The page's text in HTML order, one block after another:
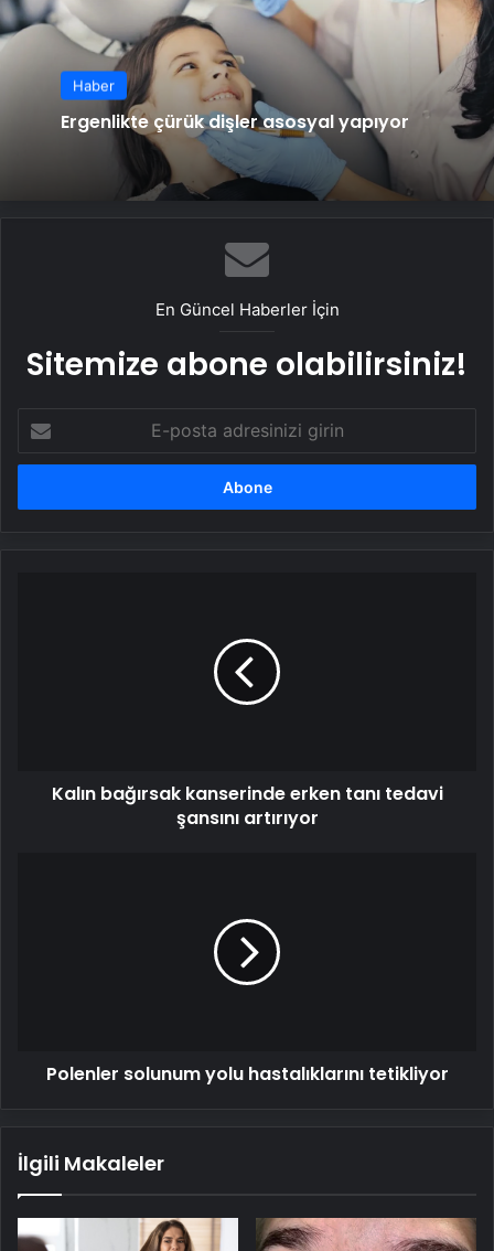
Haber
Ergenlikte çürük dişler asosyal yapıyor
En Güncel Haberler İçin
Sitemize abone olabilirsiniz!
posta
adresinizi
Kalın bağırsak kanserinde erken tanı tedavi
şansını artırıyor
Polenler solunum yolu hastalıklarını tetikliyor
İlgili Makaleler